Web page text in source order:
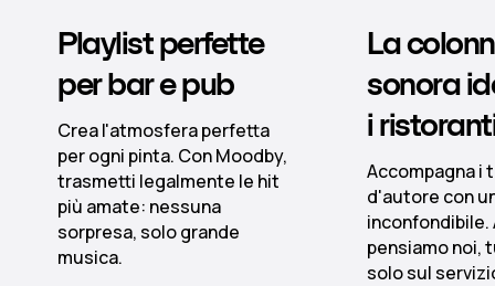
La colonna
sonora ideale per
i ristoranti
Accompagna i tuoi piatti
d'autore con un sound
inconfondibile. Alle licenze
pensiamo noi, tu concentrati
solo sul servizio.
Musica
hotel
Dalla lobby
scenari sonori
grazie a
centralizzate
multizona.